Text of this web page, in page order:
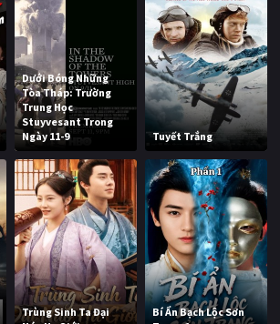
Dưới Bóng Những
Tòa Tháp: Trường
Trung Học
Stuyvesant Trong
Ngày 11-9
Tuyết Trắng
Trùng Sinh Ta Đại
Bí Ẩn Bạch Lộc Sơn